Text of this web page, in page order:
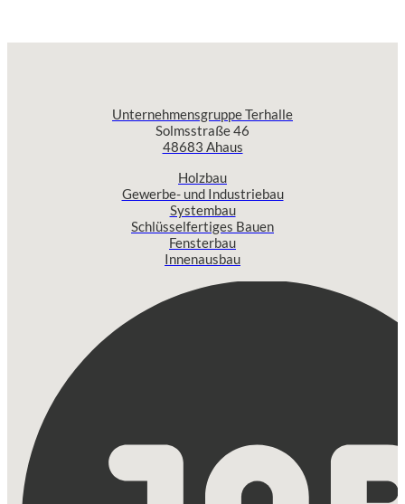
Unternehmensgruppe Terhalle
Solmsstraße 46
48683 Ahaus
Holzbau
Gewerbe- und Industriebau
Systembau
Schlüsselfertiges Bauen
Fensterbau
Innenausbau